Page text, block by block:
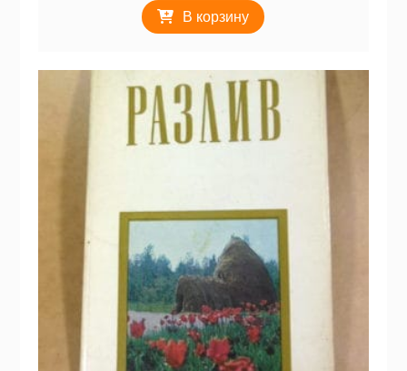
В корзину